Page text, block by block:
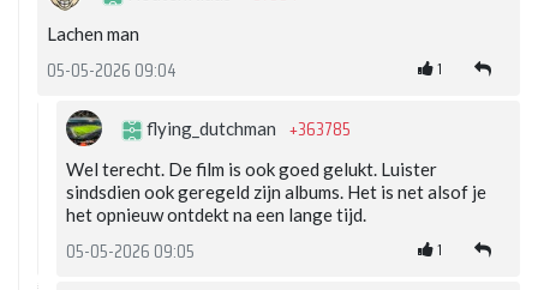
Lachen man
05-05-2026 09:04 1
flying_dutchman +363785
Wel terecht. De film is ook goed gelukt. Luister
sindsdien ook geregeld zijn albums. Het is net alsof je
het opnieuw ontdekt na een lange tijd.
05-05-2026 09:05 1